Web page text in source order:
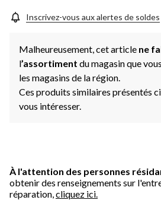
la
même
Inscrivez-vous aux alertes de soldes
Malheureusement, cet article ne
l’assortiment du magasin que
les magasins de la région.
Ces produits similaires présentés
vous intéresser.
À l'attention des personnes
obtenir des renseignements sur
réparation, cliquez ici.